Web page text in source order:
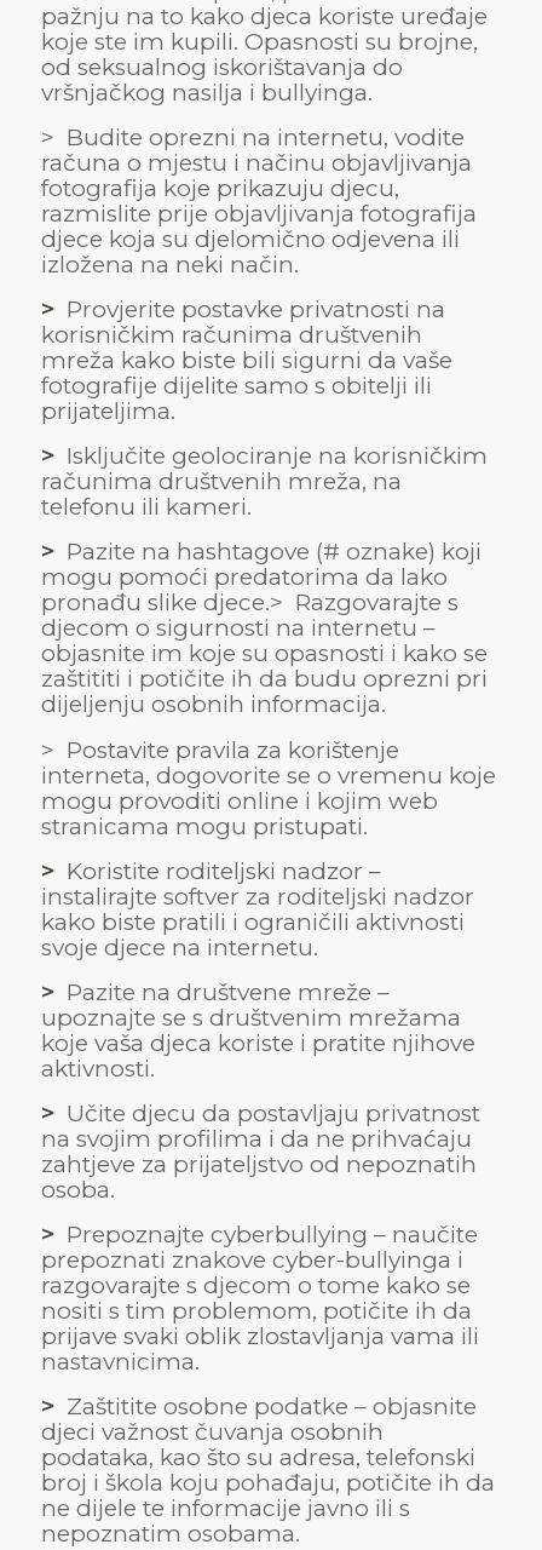
pažnju na to kako djeca koriste uređaje
koje ste im kupili. Opasnosti su brojne,
od seksualnog iskorištavanja do
vršnjačkog nasilja i bullyinga.
> Budite oprezni na internetu, vodite
računa o mjestu i načinu objavljivanja
fotografija koje prikazuju djecu,
razmislite prije objavljivanja fotografija
djece koja su djelomično odjevena ili
izložena na neki način.
>Provjerite postavke privatnosti na
korisničkim računima društvenih
mreža kako biste bili sigurni da vaše
fotografije dijelite samo s obitelji ili
prijateljima.
> Isključite geolociranje na korisničkim
računima društvenih mreža, na
telefonu ili kameri.
> Pazite na hashtagove (# oznake) koji
mogu pomoći predatorima da lako
pronađu slike djece.> Razgovarajte s
djecom o sigurnosti na internetu –
objasnite im koje su opasnosti i kako se
zaštititi i potičite ih da budu oprezni pri
dijeljenju osobnih informacija.
> Postavite pravila za korištenje
interneta, dogovorite se o vremenu koje
mogu provoditi online i kojim web
stranicama mogu pristupati.
> Koristite roditeljski nadzor –
instalirajte softver za roditeljski nadzor
kako biste pratili i ograničili aktivnosti
svoje djece na internetu.
> Pazite na društvene mreže –
upoznajte se s društvenim mrežama
koje vaša djeca koriste i pratite njihove
aktivnosti.
> Učite djecu da postavljaju privatnost
na svojim profilima i da ne prihvaćaju
zahtjeve za prijateljstvo od nepoznatih
osoba.
> Prepoznajte cyberbullying – naučite
prepoznati znakove cyber-bullyinga i
razgovarajte s djecom o tome kako se
nositi s tim problemom, potičite ih da
prijave svaki oblik zlostavljanja vama ili
nastavnicima.
>Zaštitite osobne podatke – objasnite
djeci važnost čuvanja osobnih
podataka, kao što su adresa, telefonski
broj i škola koju pohađaju, potičite ih da
ne dijele te informacije javno ili s
nepoznatim osobama.